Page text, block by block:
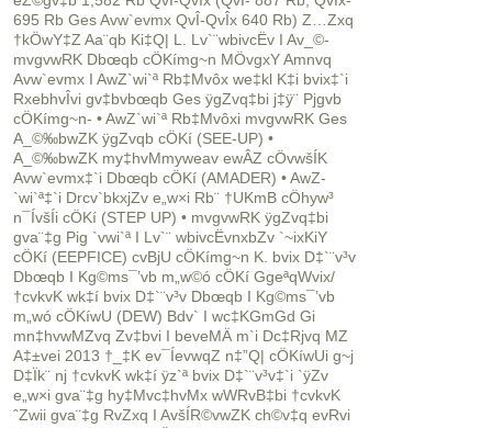
695 Rb Ges Avw`evmx QvÎ-QvÎx 640 Rb) Z…Zxq
†kÖwY‡Z Aa¨qb Ki‡Q| L. Lv`¨wbivcËv I Av_©-
mvgvwRK Dbœqb cÖKímg~n MÖvgxY Amnvq
Avw`evmx I AwZ`wi`ª Rb‡Mvôx we‡kl K‡i bvix‡`i
RxebhvÎvi gv‡bvbœqb Ges ÿgZvq‡bi j‡ÿ¨ Pjgvb
cÖKímg~n- • AwZ`wi`ª Rb‡Mvôxi mvgvwRK Ges
A_©‰bwZK ÿgZvqb cÖKí (SEE-UP) •
A_©‰bwZK my‡hvMmyweav ewÂZ cÖvwšÍK
Avw`evmx‡`i Dbœqb cÖKí (AMADER) • AwZ-
`wi`ª‡`i Drcv`bkxjZv e„w×i Rb¨ †UKmB cÖhyw³
n¯ÍvšÍi cÖKí (STEP UP) • mvgvwRK ÿgZvq‡bi
gva¨‡g Pig `vwi`ª I Lv`¨ wbivcËvnxbZv `~ixKiY
cÖKí (EEPFICE) cvBjU cÖKímg~n K. bvix D‡`¨v³v
Dbœqb I Kg©ms¯’vb m„w©ó cÖKí GgeªqWvix/
†cvkvK wk‡í bvix D‡`¨v³v Dbœqb I Kg©ms¯’vb
m„wó cÖKíwU (DEW) Bdv` I wc‡KGmGd Gi
mn‡hvwMZvq Zv‡bvi I beveMÄ m`i Dc‡Rjvq MZ
A‡±vei 2013 †_‡K ev¯ÍevwqZ n‡”Q| cÖKíwUi g~j
D‡Ïk¨ nj †cvkvK wk‡í ÿz`ª bvix D‡`¨v³v‡`i `ÿZv
e„w×i gva¨‡g hy‡Mvc‡hvMx wWRvB‡bi †cvkvK
ˆZwii gva¨‡g RvZxq I AvšÍR©vwZK ch©v‡q evRvi